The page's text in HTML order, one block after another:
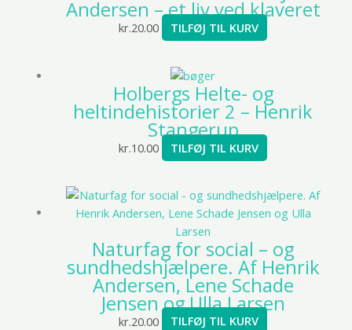
Andersen – et liv ved klaveret
kr.20.00 TILFØJ TIL KURV
Holbergs Helte- og
heltindehistorier 2 – Henrik
Stangerup
kr.10.00 TILFØJ TIL KURV
Naturfag for social – og
sundhedshjælpere. Af Henrik
Andersen, Lene Schade
Jensen og Ulla Larsen
kr.20.00 TILFØJ TIL KURV